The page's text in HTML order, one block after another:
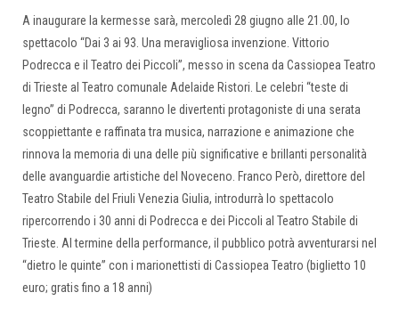
A inaugurare la kermesse sarà, mercoledì 28 giugno alle 21.00, lo
spettacolo “Dai 3 ai 93. Una meravigliosa invenzione. Vittorio
Podrecca e il Teatro dei Piccoli”, messo in scena da Cassiopea Teatro
di Trieste al Teatro comunale Adelaide Ristori. Le celebri “teste di
legno” di Podrecca, saranno le divertenti protagoniste di una serata
scoppiettante e raffinata tra musica, narrazione e animazione che
rinnova la memoria di una delle più significative e brillanti personalità
delle avanguardie artistiche del Noveceno. Franco Però, direttore del
Teatro Stabile del Friuli Venezia Giulia, introdurrà lo spettacolo
ripercorrendo i 30 anni di Podrecca e dei Piccoli al Teatro Stabile di
Trieste. Al termine della performance, il pubblico potrà avventurarsi nel
“dietro le quinte” con i marionettisti di Cassiopea Teatro (biglietto 10
euro; gratis fino a 18 anni)